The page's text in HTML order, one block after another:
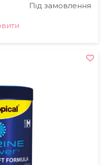
Під замовлення